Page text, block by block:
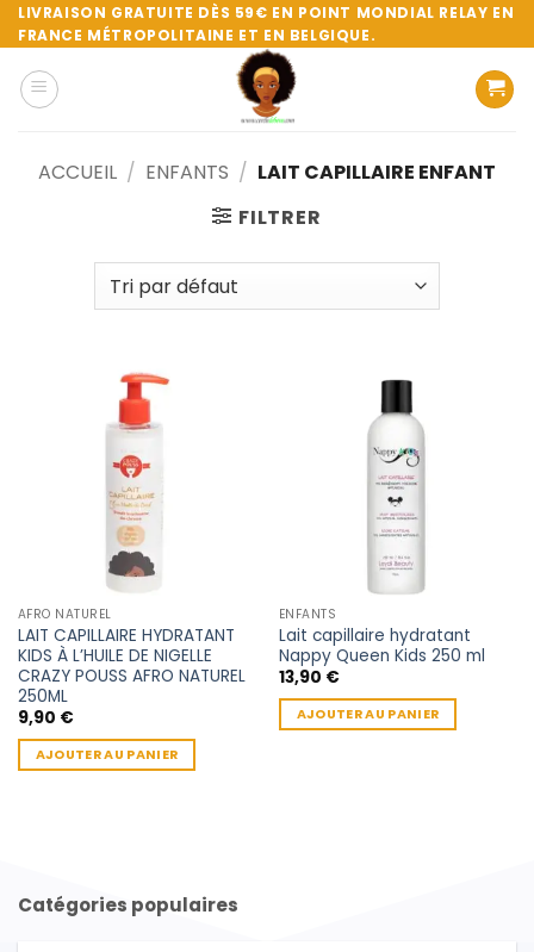
Passer
au
contenu
LIVRAISON GRATUITE DÈS 59€ EN POINT MONDIAL RELAY EN
FRANCE MÉTROPOLITAINE ET EN BELGIQUE.
ACCUEIL / ENFANTS / LAIT CAPILLAIRE ENFANT
FILTRER
AFRO NATUREL
LAIT CAPILLAIRE HYDRATANT
KIDS À L’HUILE DE NIGELLE
CRAZY POUSS AFRO NATUREL
250ML
9,90 €
AJOUTER AU PANIER
ENFANTS
Lait capillaire hydratant
Nappy Queen Kids 250 ml
13,90 €
AJOUTER AU PANIER
Catégories populaires